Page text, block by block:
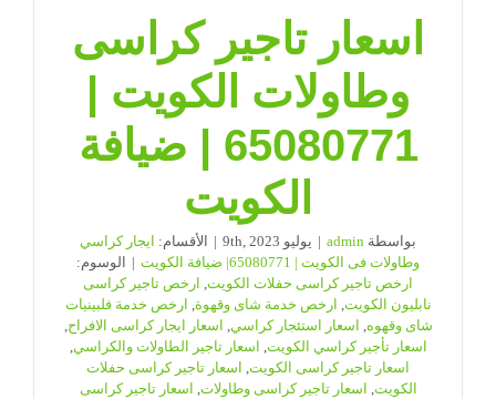
اسعار تاجير كراسى
وطاولات الكويت |
65080771 | ضيافة
الكويت
بواسطة admin
| يوليو 9th, 2023 | الأقسام: ايجار كراسي
وطاولات فى الكويت | 65080771| ضيافة الكويت
|
الوسوم:
ارخص تاجير كراسى حفلات الكويت, ارخص تاجير كراسى
نابليون الكويت, ارخص خدمة شاى وقهوة, ارخص خدمة فلبينيات
شاى وقهوه, اسعار استئجار كراسي, اسعار ايجار كراسى الافراح,
اسعار تأجير كراسي الكويت, اسعار تاجير الطاولات والكراسي,
اسعار تاجير كراسى الكويت, اسعار تاجير كراسى حفلات
الكويت, اسعار تاجير كراسى وطاولات, اسعار تاجير كراسى